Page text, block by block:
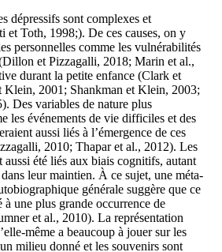
dépressifs sont complexes et
et Toth, 1998;). De ces causes, on y
personnelles comme les vulnérabilités
et Pizzagalli, 2018; Marin et al.,
durant la petite enfance (Clark et
Klein, 2001; Shankman et Klein, 2003;
Des variables de nature plus
les événements de vie difficiles et des
aussi liés à l’émergence de ces
2010; Thapar et al., 2012). Les
aussi été liés aux biais cognitifs, autant
leur maintien. À ce sujet, une méta-
générale suggère que ce
une plus grande occurrence de
et al., 2010). La représentation
même a beaucoup à jouer sur les
milieu donné et les souvenirs sont